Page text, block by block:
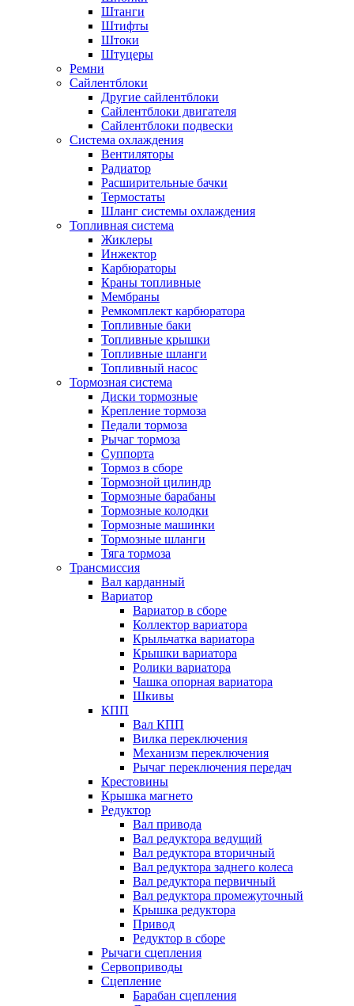
Штанги
Штифты
Штоки
Штуцеры
Ремни
Сайлентблоки
Другие сайлентблоки
Сайлентблоки двигателя
Сайлентблоки подвески
Система охлаждения
Вентиляторы
Радиатор
Расширительные бачки
Термостаты
Шланг системы охлаждения
Топливная система
Жиклеры
Инжектор
Карбюраторы
Краны топливные
Мембраны
Ремкомплект карбюратора
Топливные баки
Топливные крышки
Топливные шланги
Топливный насос
Тормозная система
Диски тормозные
Крепление тормоза
Педали тормоза
Рычаг тормоза
Суппорта
Тормоз в сборе
Тормозной цилиндр
Тормозные барабаны
Тормозные колодки
Тормозные машинки
Тормозные шланги
Тяга тормоза
Трансмиссия
Вал карданный
Вариатор
Вариатор в сборе
Коллектор вариатора
Крыльчатка вариатора
Крышки вариатора
Ролики вариатора
Чашка опорная вариатора
Шкивы
КПП
Вал КПП
Вилка переключения
Механизм переключения
Рычаг переключения передач
Крестовины
Крышка магнето
Редуктор
Вал привода
Вал редуктора ведущий
Вал редуктора вторичный
Вал редуктора заднего колеса
Вал редуктора первичный
Вал редуктора промежуточный
Крышка редуктора
Привод
Редуктор в сборе
Рычаги сцепления
Сервоприводы
Сцепление
Барабан сцепления